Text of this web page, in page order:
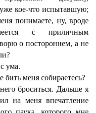
кое-что испытавшую;
понимаете, ну, вроде
с приличным
о постороннем, а не
ума.
меня собираетесь?
броситься. Дальше я
на меня впечатление